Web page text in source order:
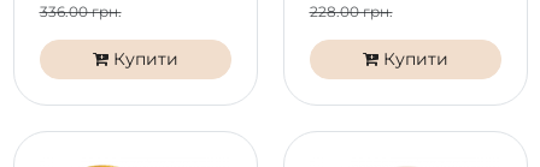
336.00 грн.
Купити
228.00 грн.
Купити